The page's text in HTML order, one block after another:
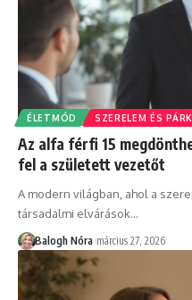
ÉLETMÓD SZERELEM ÉS
Az alfa férfi 15
fel a született vezetőt
A modern világban, ahol a
társadalmi elvárások…
Balogh Nóra március 27, 2026